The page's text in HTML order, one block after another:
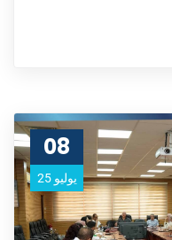
08
يوليو 25